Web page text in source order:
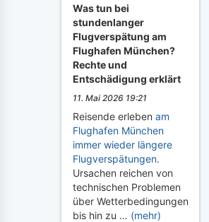
Was tun bei
stundenlanger
Flugverspätung am
Flughafen München?
Rechte und
Entschädigung erklärt
11. Mai 2026 19:21
Reisende erleben am
Flughafen München
immer wieder längere
Flugverspätungen.
Ursachen reichen von
technischen Problemen
über Wetterbedingungen
bis hin zu … (mehr)